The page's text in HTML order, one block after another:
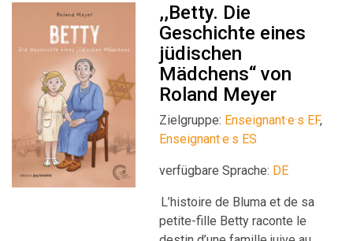
,,Betty. Die
Geschichte eines
jüdischen
Mädchens‘‘ von
Roland Meyer
Zielgruppe: Enseignant·e·s EF,
Enseignant·e·s ES
verfügbare Sprache: DE
L’histoire de Bluma et de sa
petite-fille Betty raconte le